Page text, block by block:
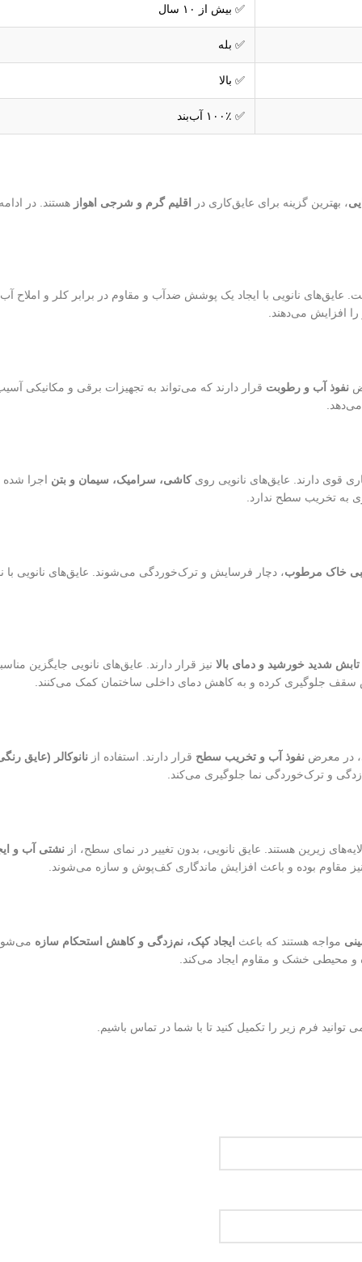
✅ بیش از ۱۰ سال
✅ بله
✅ بالا
✅ ۱۰۰٪ آب‌بند
، بهترین گزینه برای عایق‌کاری در اقلیم گرم و شرجی اهواز هستند. در
عایق‌های نانویی با ایجاد یک پوشش ضدآب و مقاوم در برابر کلر و املاح
افزایش می‌دهند.
نفوذ آب و رطوبت قرار دارند که می‌تواند به تجهیزات برقی و مکانیکی
قوی دارند. عایق‌های نانویی رویکاشی، سرامیک، سیمان و بتن اجرا شده
به تخریب سطح ندارد.
خاک مرطوب، دچار فرسایش و ترک‌خوردگی می‌شوند. عایق‌های نانویی با
تابش شدید خورشید و دمای بالا نیز قرار دارند. عایق‌های نانویی جایگزین
سقف جلوگیری کرده و به کاهش دمای داخلی ساختمان کمک می‌کنند.
، در معرض نفوذ آب و تخریب سطح قرار دارند. استفاده از نانوکالر (عایق
و ترک‌خوردگی نما جلوگیری می‌کند.
زیرین هستند. عایق نانویی، بدون تغییر در نمای سطح، از نشتی آب و
نیز مقاوم بوده و باعث افزایش ماندگاری کف‌پوش و سازه می‌شوند.
مواجه هستند که باعث ایجاد کپک، نم‌زدگی و کاهش استحکام سازه
و محیطی خشک و مقاوم ایجاد می‌کند.
فرم زیر را تکمیل کنید تا با شما در تماس باشیم.